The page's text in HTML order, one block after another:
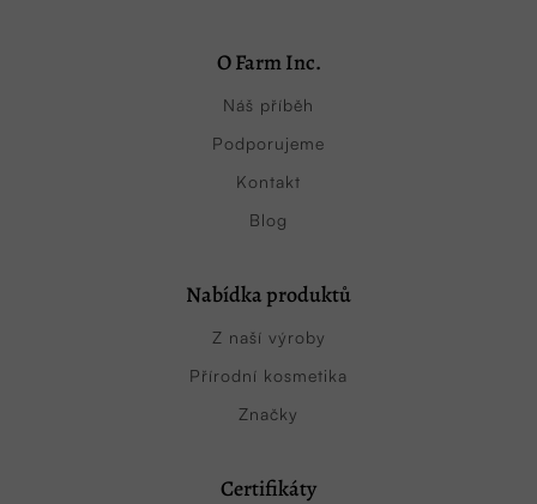
O Farm Inc.
Náš příběh
Podporujeme
Kontakt
Blog
Nabídka produktů
Z naší výroby
Přírodní kosmetika
Značky
Certifikáty